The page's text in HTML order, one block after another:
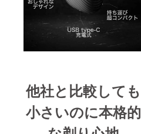
他社と比較しても
小さいのに本格的